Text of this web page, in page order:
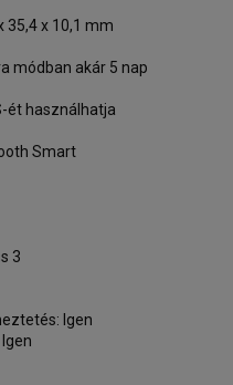
35,4 x 10,1 mm
módban akár 5 nap
ét használhatja
Smart
3
Igen